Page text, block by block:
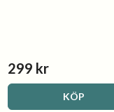
299 kr
KÖP